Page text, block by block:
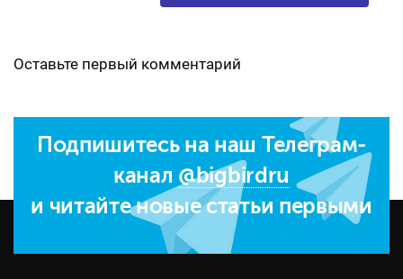
Оставьте первый комментарий
Подпишитесь на наш Телеграм-
канал @bigbirdru
и читайте новые статьи первыми